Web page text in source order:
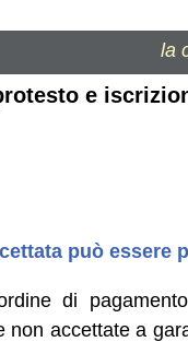
la
e
può essere
di
non accettate a